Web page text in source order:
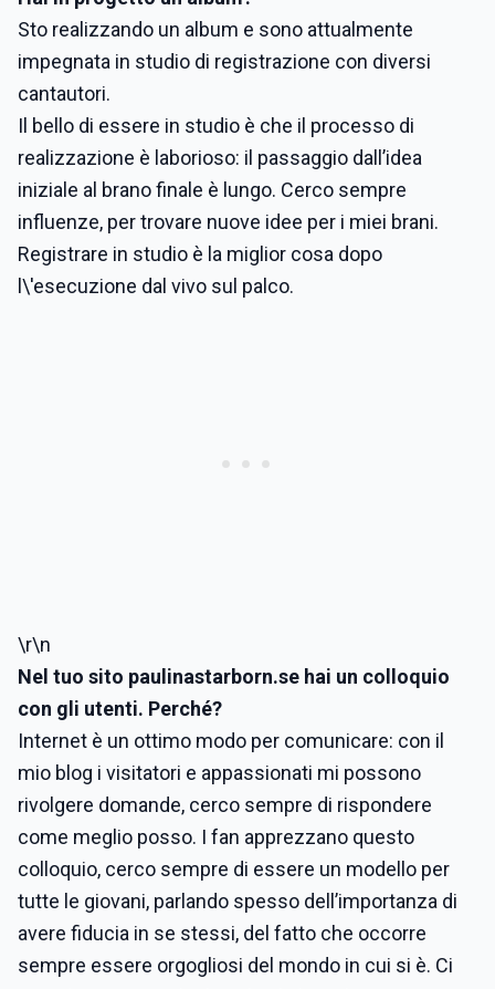
Sto realizzando un album e sono attualmente
impegnata in studio di registrazione con diversi
cantautori.
Il bello di essere in studio è che il processo di
realizzazione è laborioso: il passaggio dall’idea
iniziale al brano finale è lungo. Cerco sempre
influenze, per trovare nuove idee per i miei brani.
Registrare in studio è la miglior cosa dopo
l\'esecuzione dal vivo sul palco.
\r\n
Nel tuo sito paulinastarborn.se hai un colloquio
con gli utenti. Perché?
Internet è un ottimo modo per comunicare: con il
mio blog i visitatori e appassionati mi possono
rivolgere domande, cerco sempre di rispondere
come meglio posso. I fan apprezzano questo
colloquio, cerco sempre di essere un modello per
tutte le giovani, parlando spesso dell’importanza di
avere fiducia in se stessi, del fatto che occorre
sempre essere orgogliosi del mondo in cui si è. Ci